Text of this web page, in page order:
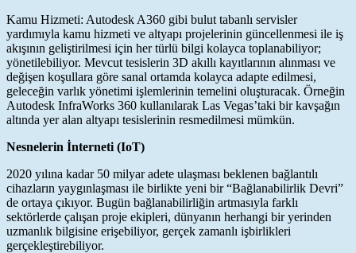
Kamu Hizmeti: Autodesk A360 gibi bulut tabanlı servisler
yardımıyla kamu hizmeti ve altyapı projelerinin güncellenmesi ile iş
akışının geliştirilmesi için her türlü bilgi kolayca toplanabiliyor;
yönetilebiliyor. Mevcut tesislerin 3D akıllı kayıtlarının alınması ve
değişen koşullara göre sanal ortamda kolayca adapte edilmesi,
geleceğin varlık yönetimi işlemlerinin temelini oluşturacak. Örneğin
Autodesk InfraWorks 360 kullanılarak Las Vegas’taki bir kavşağın
altında yer alan altyapı tesislerinin resmedilmesi mümkün.
Nesnelerin İnterneti (IoT)
2020 yılına kadar 50 milyar adete ulaşması beklenen bağlantılı
cihazların yaygınlaşması ile birlikte yeni bir “Bağlanabilirlik Devri”
de ortaya çıkıyor. Bugün bağlanabilirliğin artmasıyla farklı
sektörlerde çalışan proje ekipleri, dünyanın herhangi bir yerinden
uzmanlık bilgisine erişebiliyor, gerçek zamanlı işbirlikleri
gerçekleştirebiliyor.